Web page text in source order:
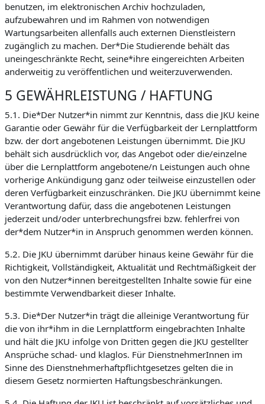
benutzen, im elektronischen Archiv hochzuladen,
aufzubewahren und im Rahmen von notwendigen
Wartungsarbeiten allenfalls auch externen Dienstleistern
zugänglich zu machen. Der*Die Studierende behält das
uneingeschränkte Recht, seine*ihre eingereichten Arbeiten
anderweitig zu veröffentlichen und weiterzuverwenden.
5 GEWÄHRLEISTUNG / HAFTUNG
5.1. Die*Der Nutzer*in nimmt zur Kenntnis, dass die JKU keine
Garantie oder Gewähr für die Verfügbarkeit der Lernplattform
bzw. der dort angebotenen Leistungen übernimmt. Die JKU
behält sich ausdrücklich vor, das Angebot oder die/einzelne
über die Lernplattform angebotene/n Leistungen auch ohne
vorherige Ankündigung ganz oder teilweise einzustellen oder
deren Verfügbarkeit einzuschränken. Die JKU übernimmt keine
Verantwortung dafür, dass die angebotenen Leistungen
jederzeit und/oder unterbrechungsfrei bzw. fehlerfrei von
der*dem Nutzer*in in Anspruch genommen werden können.
5.2. Die JKU übernimmt darüber hinaus keine Gewähr für die
Richtigkeit, Vollständigkeit, Aktualität und Rechtmäßigkeit der
von den Nutzer*innen bereitgestellten Inhalte sowie für eine
bestimmte Verwendbarkeit dieser Inhalte.
5.3. Die*Der Nutzer*in trägt die alleinige Verantwortung für
die von ihr*ihm in die Lernplattform eingebrachten Inhalte
und hält die JKU infolge von Dritten gegen die JKU gestellter
Ansprüche schad- und klaglos. Für DienstnehmerInnen im
Sinne des Dienstnehmerhaftpflichtgesetzes gelten die in
diesem Gesetz normierten Haftungsbeschränkungen.